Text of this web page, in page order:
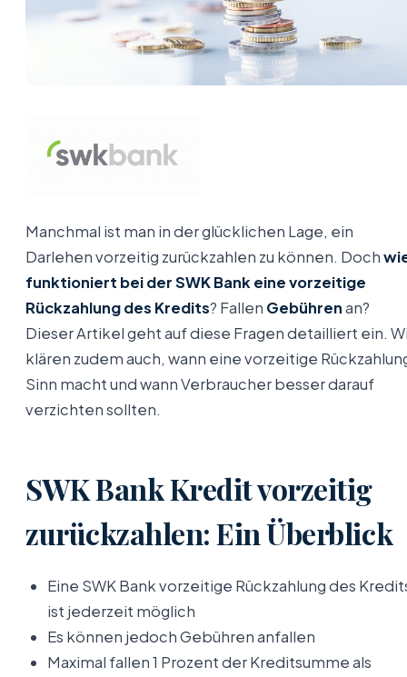
Manchmal ist man in der glücklichen Lage, ein
Darlehen vorzeitig zurückzahlen zu können. Doch
funktioniert bei der SWK Bank eine vorzeitige
Rückzahlung des Kredits? Fallen Gebührenan?
Dieser Artikel geht auf diese Fragen detailliert ein.
klären zudem auch, wann eine vorzeitige
Sinn macht und wann Verbraucher besser darauf
verzichten sollten.
SWK Bank Kredit vorzeitig
zurückzahlen: Ein Überblick
Eine SWK Bank vorzeitige Rückzahlung des
ist jederzeit möglich
Es können jedoch Gebühren anfallen
Maximal fallen 1 Prozent der Kreditsumme als